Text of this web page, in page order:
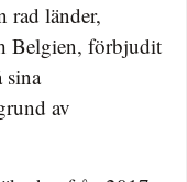
rad länder,
Belgien, förbjudit
sina
av